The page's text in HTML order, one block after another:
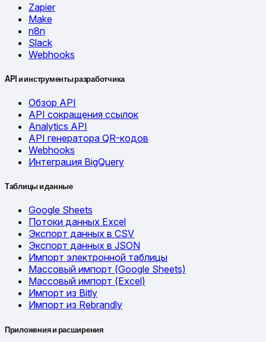
Zapier
Make
n8n
Slack
Webhooks
API и инструменты разработчика
Обзор API
API сокращения ссылок
Analytics API
API генератора QR-кодов
Webhooks
Интеграция BigQuery
Таблицы и данные
Google Sheets
Потоки данных Excel
Экспорт данных в CSV
Экспорт данных в JSON
Импорт электронной таблицы
Массовый импорт (Google Sheets)
Массовый импорт (Excel)
Импорт из Bitly
Импорт из Rebrandly
Приложения и расширения